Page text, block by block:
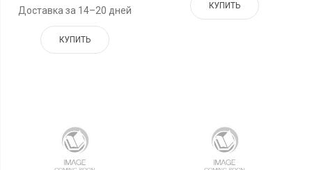
Доставка за 14–20 дней
КУПИТЬ
КУПИТЬ